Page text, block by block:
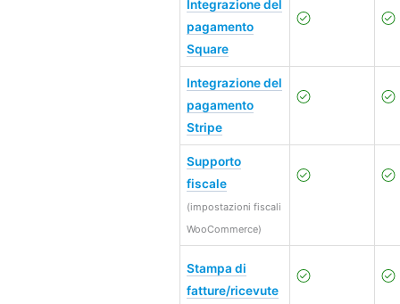
Integrazione del
pagamento
Square
Integrazione del
pagamento
Stripe
Supporto
fiscale
(impostazioni fiscali
WooCommerce)
Stampa di
fatture/ricevute